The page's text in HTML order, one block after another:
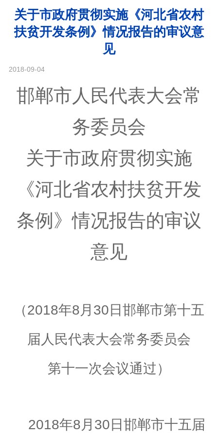
关于市政府贯彻实施《河北省农村
扶贫开发条例》情况报告的审议意
见
2018-09-04
邯郸市人民代表大会常
务委员会
关于市政府贯彻实施
《河北省农村扶贫开发
条例》情况报告的审议
意见
（2018年8月 30 日邯郸市第十五
届人民代表大会常务委员会
第十一次会议通过）
2018年8月 30 日邯郸市十五届